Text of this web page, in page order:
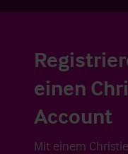
einen
Account
Mit einem